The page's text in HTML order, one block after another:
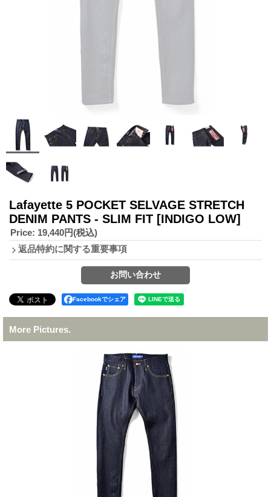
Lafayette 5 POCKET SELVAGE STRETCH
DENIM PANTS - SLIM FIT [INDIGO LOW]
Price: 19,440円(税込)
返品特約に関する重要事項
Facebookでシェア
More Pictures.